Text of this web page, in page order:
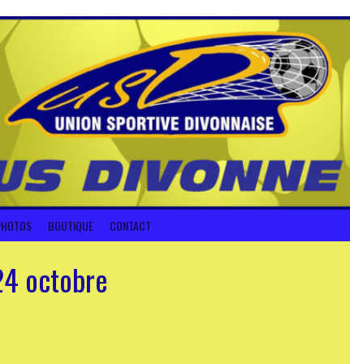
BOUTIQUE CONTACT
octobre